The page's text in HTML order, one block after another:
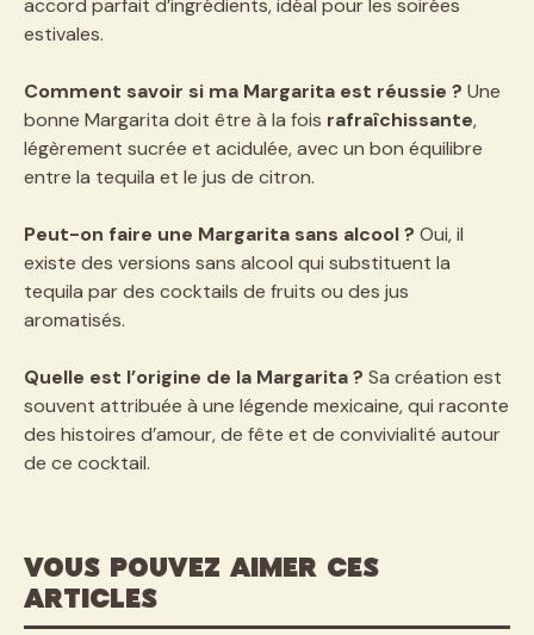
accord parfait d’ingrédients, idéal pour les soirées
estivales.
Comment savoir si ma Margarita est réussie ? Une
bonne Margarita doit être à la fois rafraîchissante,
légèrement sucrée et acidulée, avec un bon équilibre
entre la tequila et le jus de citron.
Peut-on faire une Margarita sans alcool ? Oui, il
existe des versions sans alcool qui substituent la
tequila par des cocktails de fruits ou des jus
aromatisés.
Quelle est l’origine de la Margarita ? Sa création est
souvent attribuée à une légende mexicaine, qui raconte
des histoires d’amour, de fête et de convivialité autour
de ce cocktail.
VOUS POUVEZ AIMER CES
ARTICLES